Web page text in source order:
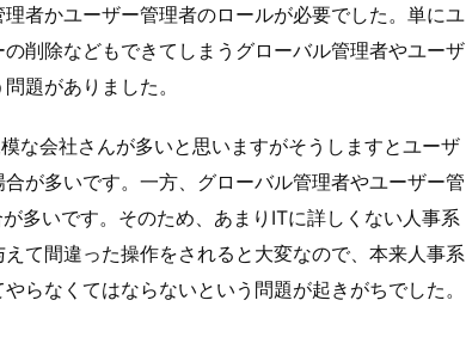
者かユーザー管理者のロールが必要でした。単にユ
削除などもできてしまうグローバル管理者やユーザ
題がありました。
な会社さんが多いと思いますがそうしますとユーザ
が多いです。一方、グローバル管理者やユーザー管
多いです。そのため、あまりITに詳しくない人事系
て間違った操作をされると大変なので、本来人事系
らなくてはならないという問題が起きがちでした。